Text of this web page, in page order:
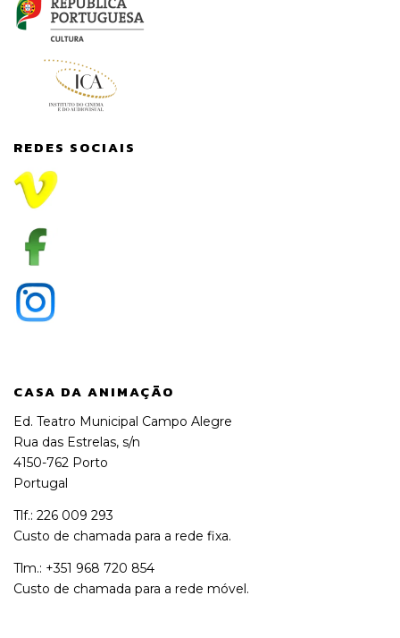
REDES SOCIAIS
CASA DA ANIMAÇÃO
Ed. Teatro Municipal Campo Alegre
Rua das Estrelas, s/n
4150-762 Porto
Portugal
Tlf.: 226 009 293
Custo de chamada para a rede fixa.
Tlm.: +351 968 720 854
Custo de chamada para a rede móvel.